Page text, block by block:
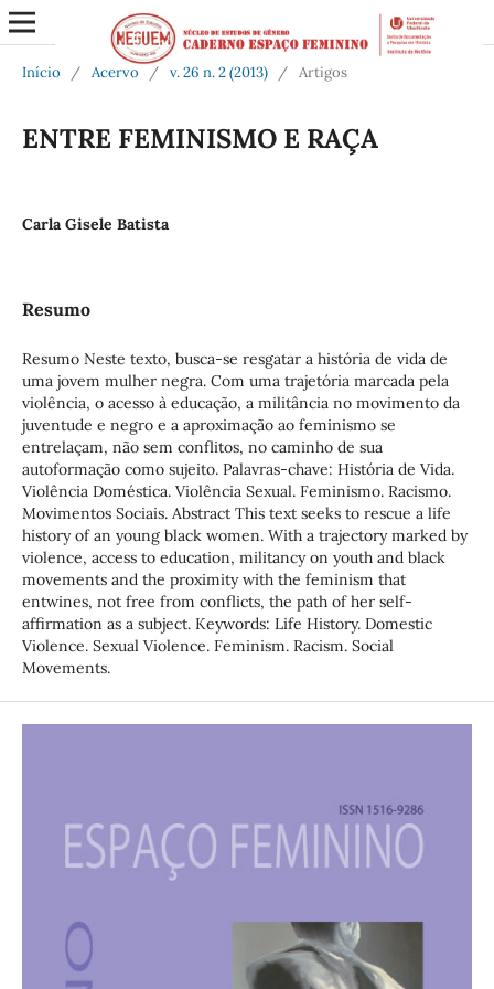
Início / Acervo / v. 26 n. 2 (2013) / Artigos
ENTRE FEMINISMO E RAÇA
Carla Gisele Batista
Resumo
Resumo Neste texto, busca-se resgatar a história de vida de
uma jovem mulher negra. Com uma trajetória marcada pela
violência, o acesso à educação, a militância no movimento da
juventude e negro e a aproximação ao feminismo se
entrelaçam, não sem conflitos, no caminho de sua
autoformação como sujeito. Palavras-chave: História de Vida.
Violência Doméstica. Violência Sexual. Feminismo. Racismo.
Movimentos Sociais. Abstract This text seeks to rescue a life
history of an young black women. With a trajectory marked by
violence, access to education, militancy on youth and black
movements and the proximity with the feminism that
entwines, not free from conflicts, the path of her self-
affirmation as a subject. Keywords: Life History. Domestic
Violence. Sexual Violence. Feminism. Racism. Social
Movements.